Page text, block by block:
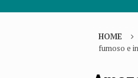
HOME
fumoso e